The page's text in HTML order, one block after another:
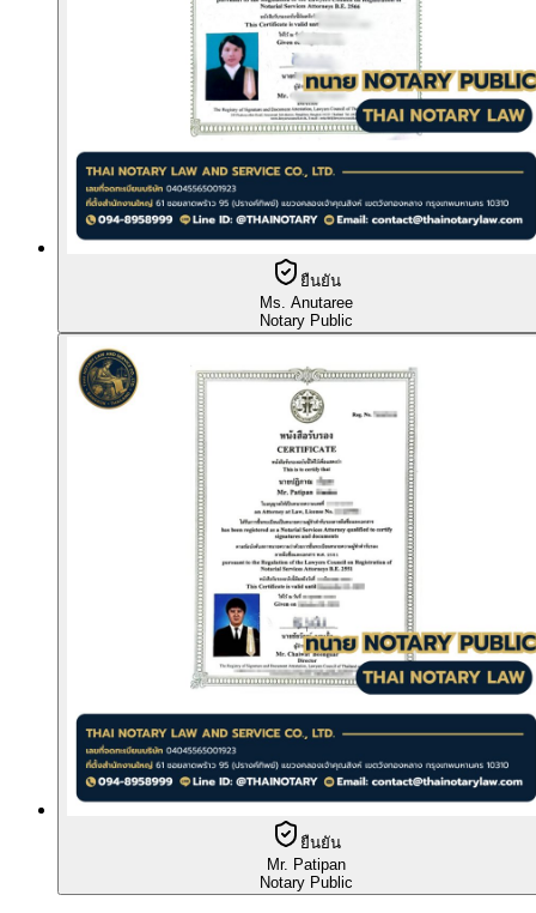
ยืนยัน
Ms. Anutaree
Notary Public
ยืนยัน
Mr. Patipan
Notary Public